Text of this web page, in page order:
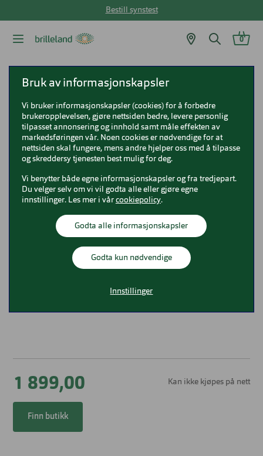
Bestill synstest
0
DbyD DB1136T
0DB1136T
1 899,00 Kan ikke kjøpes på nett
Finn butikk
Bruk av informasjonskapsler
Vi bruker informasjonskapsler (cookies) for å forbedre
brukeropplevelsen, gjøre nettsiden bedre, levere personlig
tilpasset annonsering og innhold samt måle effekten av
markedsføringen vår. Noen cookies er nødvendige for at
nettsiden skal fungere, mens andre hjelper oss med å tilpasse
og skreddersy tjenesten best mulig for deg.
Vi benytter både egne informasjonskapsler og fra tredjepart.
Du velger selv om vi vil godta alle eller gjøre egne
innstillinger. Les mer i vår cookiepolicy.
Godta alle informasjonskapsler
Godta kun nødvendige
Innstillinger